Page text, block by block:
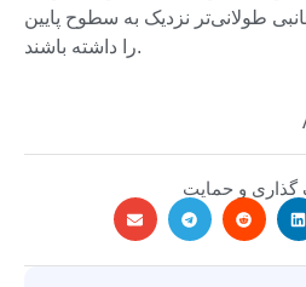
طولانی‌تر نزدیک به سطوح پایین
را داشته باشند.
گذاری و حمایت